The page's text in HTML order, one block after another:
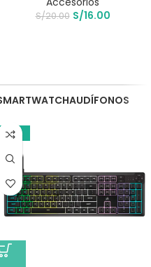
S/20.00 S/16.00
AUDÍFONOS
-17%